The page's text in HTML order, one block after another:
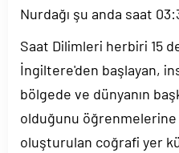
Nurdağı şu anda saat
Saat Dilimleri herbiri 15
İngiltere'den başlayan,
bölgede ve dünyanın
olduğunu öğrenmelerine
oluşturulan coğrafi yer